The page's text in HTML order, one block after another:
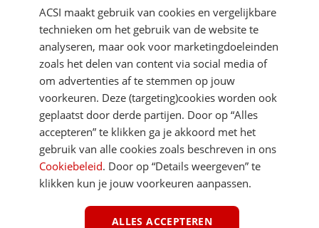
DIRECT NAAR
MEER ACSI FREELIFE
ACSI maakt gebruik van cookies en vergelijkbare
technieken om het gebruik van de website te
analyseren, maar ook voor marketingdoeleinden
zoals het delen van content via social media of
om advertenties af te stemmen op jouw
voorkeuren. Deze (targeting)cookies worden ook
geplaatst door derde partijen. Door op “Alles
accepteren” te klikken ga je akkoord met het
gebruik van alle cookies zoals beschreven in ons
Cookiebeleid. Door op “Details weergeven” te
klikken kun je jouw voorkeuren aanpassen.
ALLES ACCEPTEREN